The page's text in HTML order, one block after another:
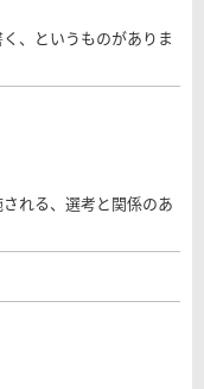
、というものがありま
れる、選考と関係のあ